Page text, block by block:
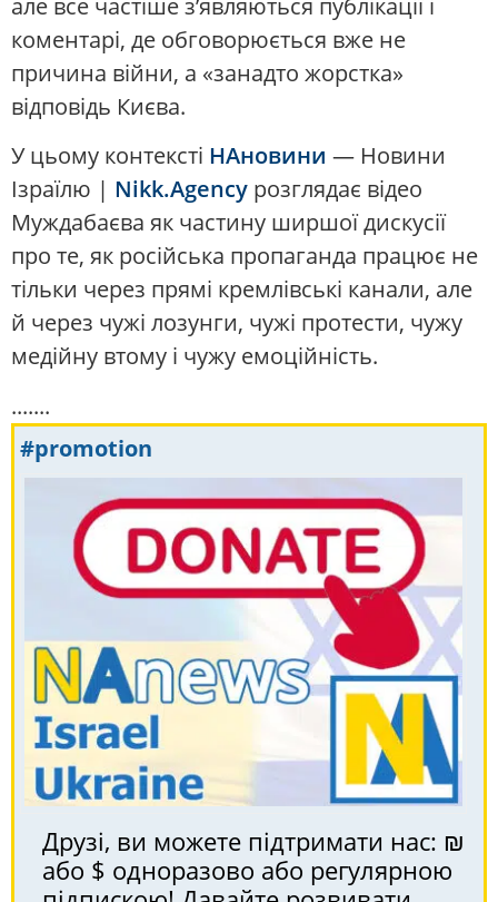
але все частіше з’являються публікації і
коментарі, де обговорюється вже не
причина війни, а «занадто жорстка»
відповідь Києва.
У цьому контексті НАновини — Новини
Ізраїлю | Nikk.Agency розглядає відео
Муждабаєва як частину ширшої дискусії
про те, як російська пропаганда працює не
тільки через прямі кремлівські канали, але
й через чужі лозунги, чужі протести, чужу
медійну втому і чужу емоційність.
.......
#promotion
Друзі, ви можете підтримати нас: ₪
або $ одноразово або регулярною